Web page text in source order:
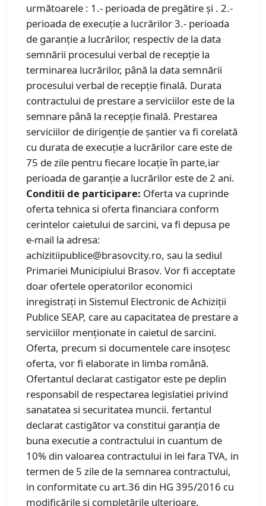
următoarele : 1.- perioada de pregătire și . 2.-
perioada de execuţie a lucrărilor 3.- perioada
de garanție a lucrărilor, respectiv de la data
semnării procesului verbal de recepție la
terminarea lucrărilor, până la data semnării
procesului verbal de recepție finală. Durata
contractului de prestare a serviciilor este de la
semnare până la recepție finală. Prestarea
serviciilor de dirigenție de șantier va fi corelată
cu durata de execuție a lucrărilor care este de
75 de zile pentru fiecare locație în parte,iar
perioada de garanție a lucrărilor este de 2 ani.
Conditii de participare: Oferta va cuprinde
oferta tehnica si oferta financiara conform
cerintelor caietului de sarcini, va fi depusa pe
e-mail la adresa:
achizitiipublice@brasovcity.ro, sau la sediul
Primariei Municipiului Brasov. Vor fi acceptate
doar ofertele operatorilor economici
inregistrați in Sistemul Electronic de Achiziții
Publice SEAP, care au capacitatea de prestare a
serviciilor menționate in caietul de sarcini.
Oferta, precum si documentele care insoțesc
oferta, vor fi elaborate in limba română.
Ofertantul declarat castigator este pe deplin
responsabil de respectarea legislatiei privind
sanatatea si securitatea muncii. fertantul
declarat castigător va constitui garanția de
buna executie a contractului in cuantum de
10% din valoarea contractului in lei fara TVA, in
termen de 5 zile de la semnarea contractului,
in conformitate cu art.36 din HG 395/2016 cu
modificările și completările ulterioare.